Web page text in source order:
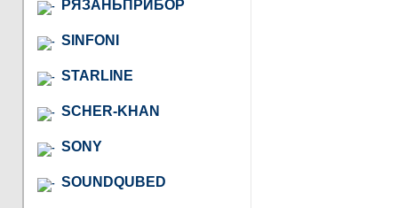
РЯЗАНЬПРИБОР
SINFONI
STARLINE
SCHER-KHAN
SONY
SOUNDQUBED